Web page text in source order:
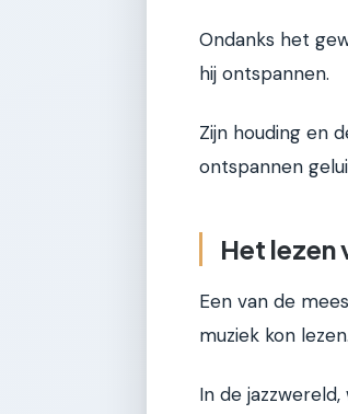
Ondanks het
hij ontspannen.
Zijn houding en
ontspannen
Het lezen
Een van de
muziek kon lezen.
In de